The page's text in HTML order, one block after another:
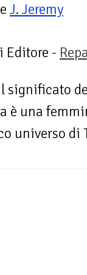
e J. Jeremy
Editore -
significato
è una
universo di